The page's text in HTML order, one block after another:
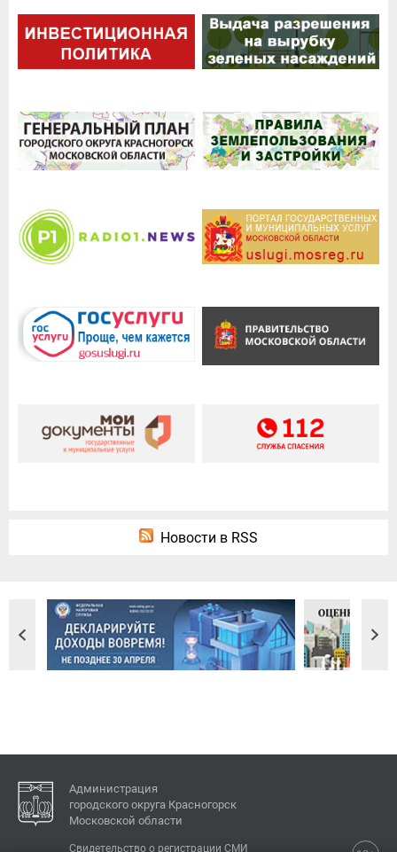
Новости в RSS
Администрация
городского округа Красногорск
Московской области
Свидетельство о регистрации СМИ